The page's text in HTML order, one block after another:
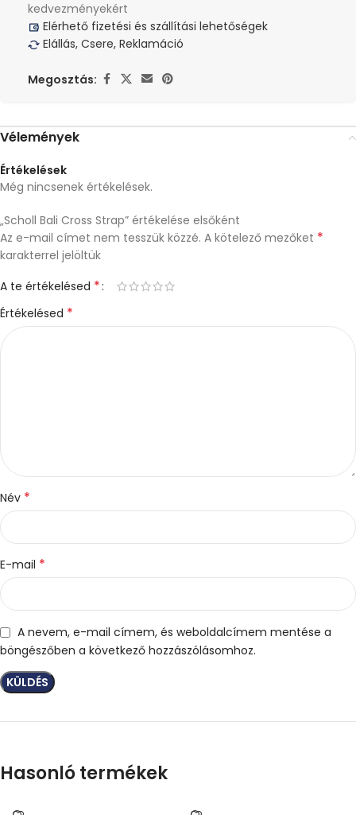
kedvezményekért
Elérhető fizetési és szállítási lehetőségek
Elállás, Csere, Reklamáció
Megosztás:
Vélemények
Értékelések
Még nincsenek értékelések.
„Scholl Bali Cross Strap” értékelése elsőként
Az e-mail címet nem tesszük közzé. A kötelező mezőket *
karakterrel jelöltük
A te értékelésed *
Értékelésed *
Név *
E-mail *
A nevem, e-mail címem, és weboldalcímem mentése a
böngészőben a következő hozzászólásomhoz.
Hasonló termékek